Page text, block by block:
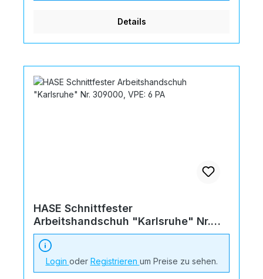
Details
HASE Schnittfester
Arbeitshandschuh "Karlsruhe" Nr.
309000, VPE: 6 PA
Login oder Registrieren um Preise zu sehen.